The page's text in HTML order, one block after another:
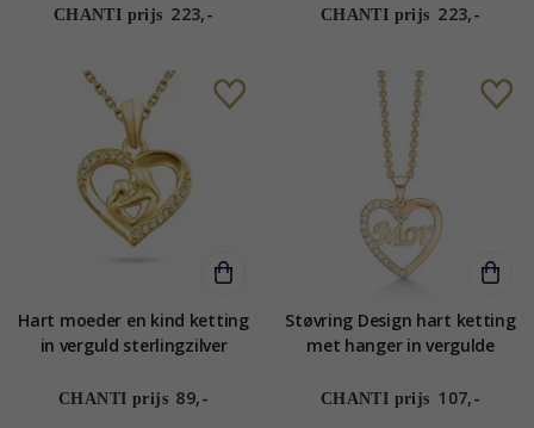
CHANTI prijs 223,- CHANTI prijs 223,-
Hart moeder en kind ketting
in verguld sterlingzilver
CHANTI prijs 89,-
Støvring Design hart ketting
met hanger in vergulde
zirkoon
CHANTI prijs 107,-